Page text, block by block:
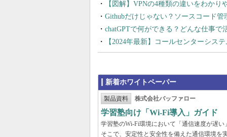
【図解】VPNの4種類の違いをわか
Githubだけじゃない？ソースコード
chatGPTで何ができる？どんな仕事で
【2024年最新】コールセンターシス
新着ホワイトペーパー
製品資料 株式会社バッファロー
学習塾向け「Wi-Fi導入」ガイド
学習塾のWi-Fi環境において「通信速度が遅
そこで、安定性と安全性を備えた通信環境を